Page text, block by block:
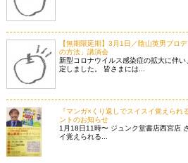
【無期限延期】3月1日／陰山英男プロ
の方法」講演会
新型コロナウイルス感染症の拡大に伴
定しました。 皆さまには...
『マンガ×くり返しでスイスイ覚えら
ントのお知らせ
1月18日11時〜 ジュンク堂書店西宮店
イ覚えられる...